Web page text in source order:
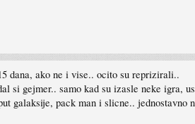
dana, ako ne i vise.. ocito su reprizirali..
si gejmer.. samo kad su izasle neke
galaksije, pack man i slicne..